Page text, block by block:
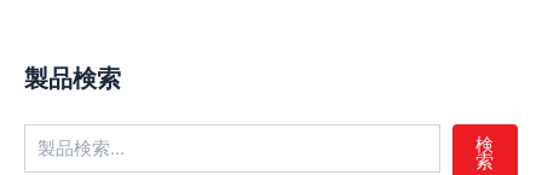
製品検索
検
索